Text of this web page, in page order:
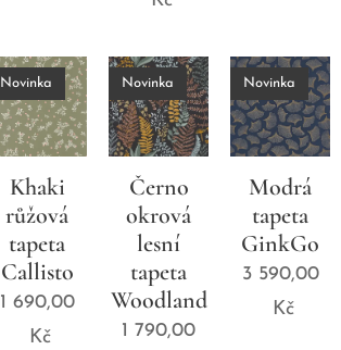
Khaki
růžová
tapeta
Callisto
Novinka
1 690,00
Kč
Černo
okrová
lesní
tapeta
Woodland
Novinka
1 790,00
Modrá
tapeta
GinkGo
Novinka
3 590,00
Kč